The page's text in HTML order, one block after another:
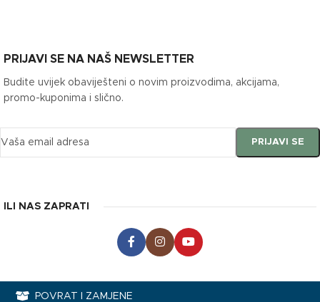
PRIJAVI SE NA NAŠ NEWSLETTER
Budite uvijek obaviješteni o novim proizvodima, akcijama,
promo-kuponima i slično.
ILI NAS ZAPRATI
POVRAT I ZAMJENE